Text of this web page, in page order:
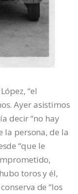
“el
Ayer asistimos
decir “no hay
la persona, de la
“que le
toros y él,
de “los